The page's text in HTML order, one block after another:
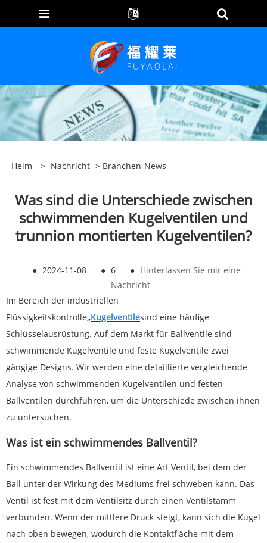
Heim > Nachricht > Branchen-News
Was sind die Unterschiede zwischen
schwimmenden Kugelventilen und
trunnion montierten Kugelventilen?
● 2024-11-08 ● 6 ● Hinterlassen Sie mir eine
Nachricht
Im Bereich der industriellen
Flüssigkeitskontrolle,,Kugelventilesind eine häufige
Schlüsselausrüstung. Auf dem Markt für Ballventile sind
schwimmende Kugelventile und feste Kugelventile zwei
gängige Designs. Wir werden eine detaillierte vergleichende
Analyse von schwimmenden Kugelventilen und festen
Ballventilen durchführen, um die Unterschiede zwischen ihnen
zu untersuchen.
Was ist ein schwimmendes Ballventil?
Ein schwimmendes Ballventil ist eine Art Ventil, bei dem der
Ball unter der Wirkung des Mediums frei schweben kann. Das
Ventil ist fest mit dem Ventilsitz durch einen Ventilstamm
verbunden. Wenn der mittlere Druck steigt, kann sich die Kugel
nach oben bewegen, wodurch die Kontaktfläche mit dem